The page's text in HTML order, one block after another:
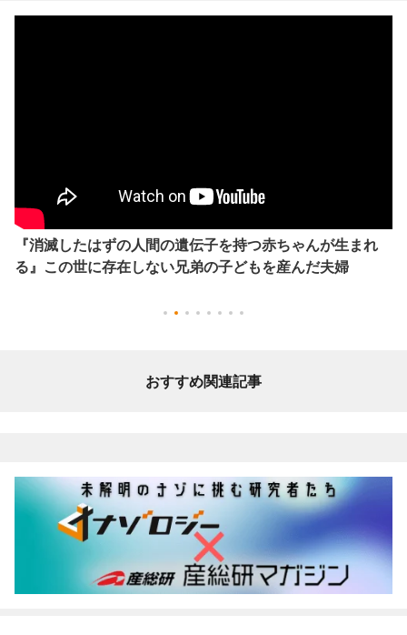
『消滅したはずの人間の遺伝子を持つ赤ちゃんが生まれ
る』この世に存在しない兄弟の子どもを産んだ夫婦
おすすめ関連記事